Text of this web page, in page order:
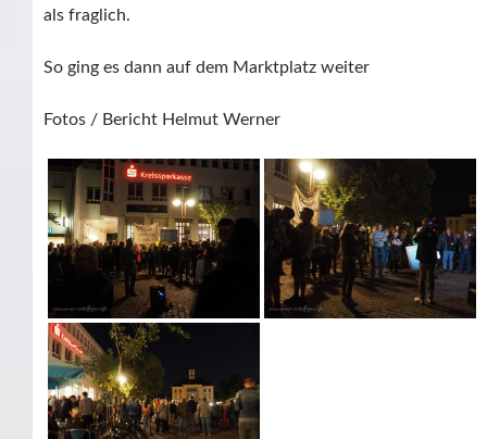
als fraglich.
So ging es dann auf dem Marktplatz weiter
Fotos / Bericht Helmut Werner